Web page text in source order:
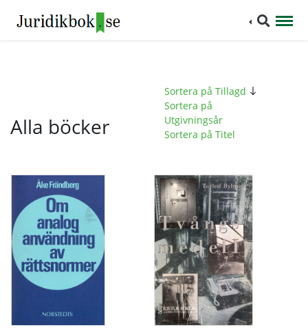
Alla böcker
Sortera på Tillagd
Sortera på
Utgivningsår
Sortera på Titel